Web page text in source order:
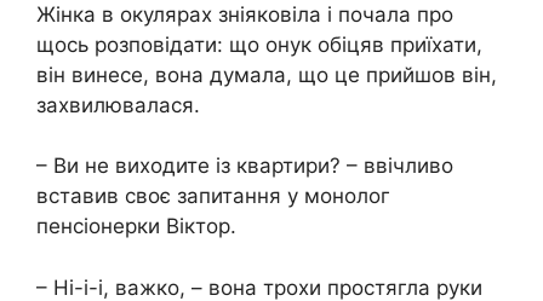
Жінка в окулярах зніяковіла і почала про
щось розповідати: що онук обіцяв приїхати,
він винесе, вона думала, що це прийшов він,
захвилювалася.
– Ви не виходите із квартири? – ввічливо
вставив своє запитання у монолог
пенсіонерки Віктор.
– Ні-і-і, важко, – вона трохи простягла руки